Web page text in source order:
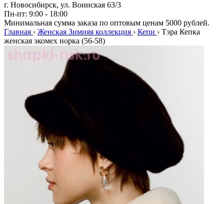
г. Новосибирск, ул. Воинская 63/3
Пн-пт: 9:00 - 18:00
Минимальная сумма заказа по оптовым ценам 5000 рублей.
Главная › Женская Зимняя коллекция › Кепи › Тэра Кепка
женская экомех норка (56-58)